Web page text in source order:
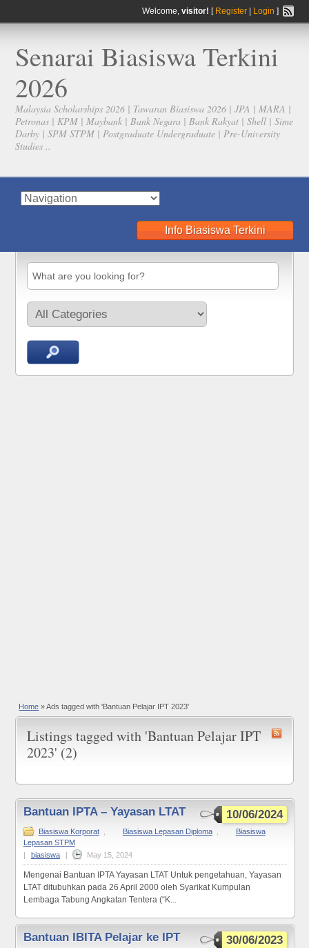
Welcome, visitor! [ Register| Login ]
Senarai Biasiswa Terkini
2026
Malaysia Scholarships 2026 | Tawaran Biasiswa 2026 | JPA | MARA |
Petronas | KPM | Maybank | Bank Negara | Bank Rakyat | Shell | Sime
Darby | SPM STPM | Postgraduate Undergraduate | Pre-University
Studies ..
Info Biasiswa Terkini
Home »Ads tagged with 'Bantuan Pelajar IPT 2023'
Listings tagged with 'Bantuan Pelajar IPT
2023' (2)
10/06/2024
Bantuan IPTA – Yayasan LTAT
Biasiswa Korporat Biasiswa Lepasan Diploma
Biasiswa
Lepasan STPM
biasiswa May 15, 2024
Mengenai Bantuan IPTA Yayasan LTAT Untuk pengetahuan, Yayasan
LTAT ditubuhkan pada 26 April 2000 oleh Syarikat Kumpulan
Lembaga Tabung Angkatan Tentera (“K...
30/06/2023
Bantuan IBITA Pelajar ke IPT